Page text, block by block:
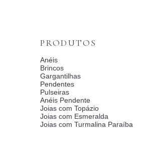
PRODUTOS
Anéis
Brincos
Gargantilhas
Pendentes
Pulseiras
Anéis Pendente
Joias com Topázio
Joias com Esmeralda
Joias com Turmalina Paraíba